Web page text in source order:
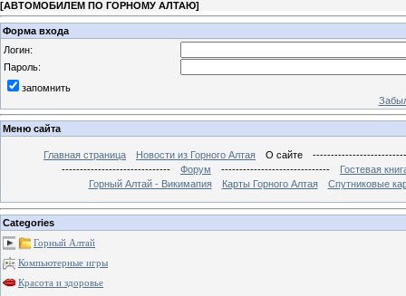
[АВТОМОБИЛЕМ ПО ГОРНОМУ АЛТАЮ]
Форма входа
Логин:
Пароль:
запомнить
Меню сайта
Главная страница Новости из Горного Алтая О сайте
------------------------------
Форум ------------------------------
Гостевая
Горный Алтай - Викимапия
Карты Горного Алтая Спутниковые
Categories
Горный Алтай
Компьютерные игры
Красота и здоровье